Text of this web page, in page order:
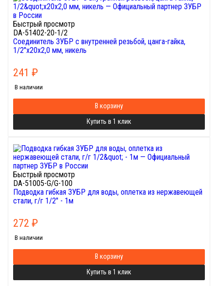
Быстрый просмотр
DA-51402-20-1/2
Соединитель ЗУБР с внутренней резьбой, цанга-гайка,
1/2"х20х2,0 мм, никель
241 ₽
В наличии
В корзину
Купить в 1 клик
Быстрый просмотр
DA-51005-G/G-100
Подводка гибкая ЗУБР для воды, оплетка из нержавеющей
стали, г/г 1/2" - 1м
272 ₽
В наличии
В корзину
Купить в 1 клик